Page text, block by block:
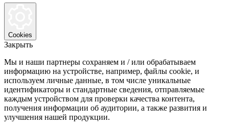
Cookies
Закрыть
Мы и наши партнеры сохраняем и / или обрабатываем
информацию на устройстве, например, файлы cookie, и
используем личные данные, в том числе уникальные
идентификаторы и стандартные сведения, отправляемые
каждым устройством для проверки качества контента,
получения информации об аудитории, а также развития и
улучшения нашей продукции.